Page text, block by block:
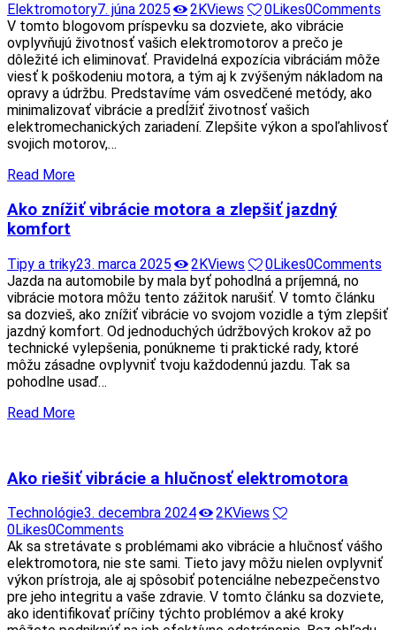
Elektromotory7. júna 2025 2KViews 0Likes0Comments
V tomto blogovom príspevku sa dozviete, ako vibrácie
ovplyvňujú životnosť vašich elektromotorov a prečo je
dôležité ich eliminovať. Pravidelná expozícia vibráciám môže
viesť k poškodeniu motora, a tým aj k zvýšeným nákladom na
opravy a údržbu. Predstavíme vám osvedčené metódy, ako
minimalizovať vibrácie a predĺžiť životnosť vašich
elektromechanických zariadení. Zlepšite výkon a spoľahlivosť
svojich motorov,…
Read More
Ako znížiť vibrácie motora a zlepšiť jazdný
komfort
Tipy a triky23. marca 2025 2KViews 0Likes0Comments
Jazda na automobile by mala byť pohodlná a príjemná, no
vibrácie motora môžu tento zážitok narušiť. V tomto článku
sa dozvieš, ako znížiť vibrácie vo svojom vozidle a tým zlepšiť
jazdný komfort. Od jednoduchých údržbových krokov až po
technické vylepšenia, ponúkneme ti praktické rady, ktoré
môžu zásadne ovplyvniť tvoju každodennú jazdu. Tak sa
pohodlne usaď…
Read More
Ako riešiť vibrácie a hlučnosť elektromotora
Technológie3. decembra 2024 2KViews
0Likes0Comments
Ak sa stretávate s problémami ako vibrácie a hlučnosť vášho
elektromotora, nie ste sami. Tieto javy môžu nielen ovplyvniť
výkon prístroja, ale aj spôsobiť potenciálne nebezpečenstvo
pre jeho integritu a vaše zdravie. V tomto článku sa dozviete,
ako identifikovať príčiny týchto problémov a aké kroky